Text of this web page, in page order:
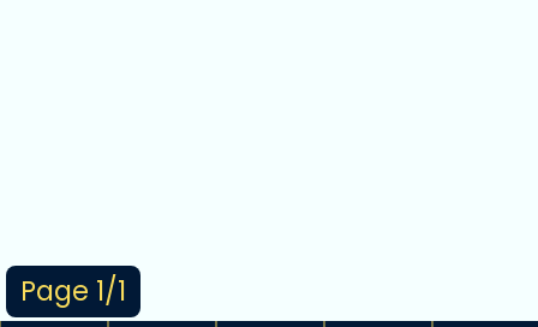
Page 1/1